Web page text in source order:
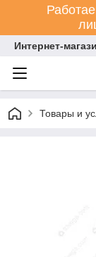
Интернет-
Товары и